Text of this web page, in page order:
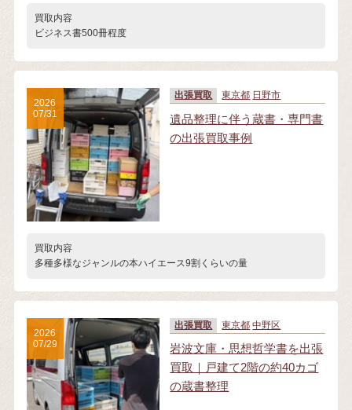
買取内容
ビジネス書500冊程度
出張買取 東京都 日野市
遺品整理に伴う蔵書・専門書
の出張買取事例
買取内容
多種多様なジャンルの本ハイエース9割くらいの量
2026
07/31
出張買取 東京都 中野区
岩波文庫・思想哲学書を出張
買取｜戸建て2階の約40カゴ
の蔵書整理
2026
07/29